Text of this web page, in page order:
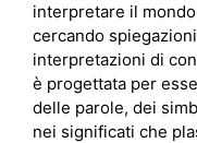
interpretare il
cercando
interpretazioni di
è progettata per
delle parole, dei
nei significati che